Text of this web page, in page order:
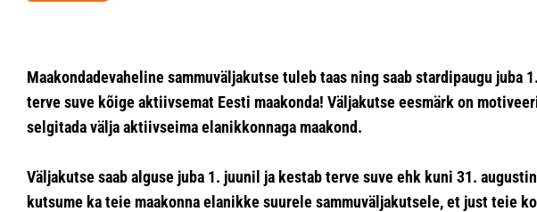
Maakondadevaheline sammuväljakutse tuleb taas ning saab stardipaugu juba
terve suve kõige aktiivsemat Eesti maakonda! Väljakutse eesmärk on
selgitada välja aktiivseima elanikkonnaga maakond.
Väljakutse saab alguse juba 1. juunil ja kestab terve suve ehk kuni 31.
kutsume ka teie maakonna elanikke suurele sammuväljakutsele, et just teie